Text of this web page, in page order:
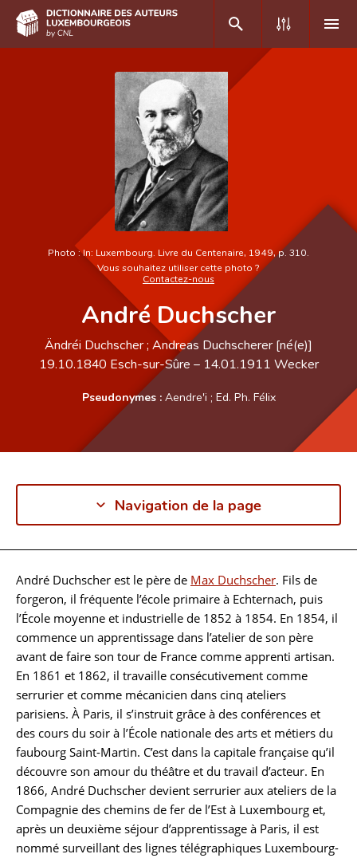
Recherche avancée
Foire aux questions
Équipe scientifique
Contact
Photo :In: Luxembourg. Livre du Centenaire, 1949, p. 310.
Vous souhaitez utiliser cette photo ?
Contactez-nous
André Duchscher
Ändréi Duchscher ; Andreas Duchscherer [né(e)]
19.10.1840 Esch-sur-Sûre – 14.01.1911 Wecker
Pseudonymes : Aendre'i ; Ed. Ph. Félix
Navigation de la page
Biographie
André Duchscher est le père de Max Duchscher. Fils de
forgeron, il fréquente l’école primaire à Echternach, puis
l’École moyenne et industrielle de 1852 à 1854. En 1854, il
commence un apprentissage dans l’atelier de son père
avant de faire son tour de France comme apprenti artisan.
En 1861 et 1862, il travaille consécutivement comme
serrurier et comme mécanicien dans cinq ateliers
parisiens. À Paris, il s’instruit grâce à des conférences et
des cours du soir à l’École nationale des arts et métiers du
faubourg Saint-Martin. C’est dans la capitale française qu’il
découvre son amour du théâtre et du travail d’acteur. En
1866, André Duchscher devient serrurier aux ateliers de la
Compagnie des chemins de fer de l’Est à Luxembourg et,
après un deuxième séjour d’apprentissage à Paris, il est
nommé surveillant des lignes télégraphiques Luxembourg-